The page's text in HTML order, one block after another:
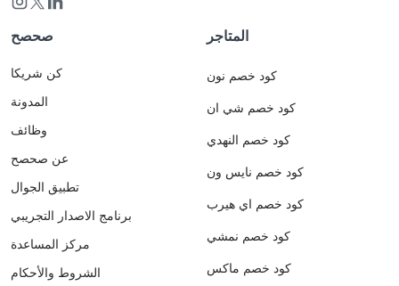
صحصح
كن شريكا
المدونة
وظائف
عن صحصح
تطبيق الجوال
برنامج الاصدار التجريبي
مركز المساعدة
الشروط والأحكام
المتاجر
كود خصم نون
كود خصم شي ان
كود خصم النهدي
كود خصم نايس ون
كود خصم اي هيرب
كود خصم نمشي
كود خصم ماكس